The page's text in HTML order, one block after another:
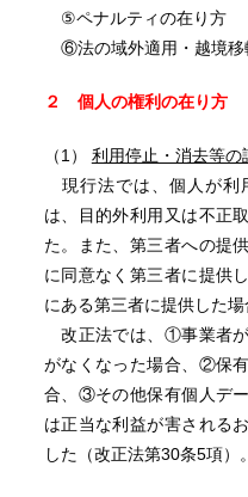
⑤ペナルティの在り方
⑥法の域外適用・越境移
２ 個人の権利の在り方
（1） 利用停止・消去等の
現行法では、個人が利
は、目的外利用又は不正
た。また、第三者への提
に同意なく第三者に提供
にある第三者に提供した場
改正法では、①事業者
がなくなった場合、②保
合、③その他保有個人デ
は正当な利益が害される
した（改正法第30条5項）。